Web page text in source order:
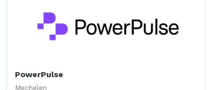
PowerPulse
Mechelen